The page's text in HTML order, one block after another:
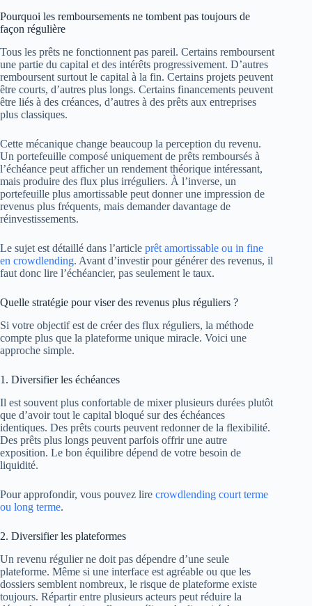
Pourquoi les remboursements ne tombent pas toujours de
façon régulière
Tous les prêts ne fonctionnent pas pareil. Certains remboursent
une partie du capital et des intérêts progressivement. D’autres
remboursent surtout le capital à la fin. Certains projets peuvent
être courts, d’autres plus longs. Certains financements peuvent
être liés à des créances, d’autres à des prêts aux entreprises
plus classiques.
Cette mécanique change beaucoup la perception du revenu.
Un portefeuille composé uniquement de prêts remboursés à
l’échéance peut afficher un rendement théorique intéressant,
mais produire des flux plus irréguliers. À l’inverse, un
portefeuille plus amortissable peut donner une impression de
revenus plus fréquents, mais demander davantage de
réinvestissements.
Le sujet est détaillé dans l’article prêt amortissable ou in fine
en crowdlending. Avant d’investir pour générer des revenus, il
faut donc lire l’échéancier, pas seulement le taux.
Quelle stratégie pour viser des revenus plus réguliers ?
Si votre objectif est de créer des flux réguliers, la méthode
compte plus que la plateforme unique miracle. Voici une
approche simple.
1. Diversifier les échéances
Il est souvent plus confortable de mixer plusieurs durées plutôt
que d’avoir tout le capital bloqué sur des échéances
identiques. Des prêts courts peuvent redonner de la flexibilité.
Des prêts plus longs peuvent parfois offrir une autre
exposition. Le bon équilibre dépend de votre besoin de
liquidité.
Pour approfondir, vous pouvez lire crowdlending court terme
ou long terme.
2. Diversifier les plateformes
Un revenu régulier ne doit pas dépendre d’une seule
plateforme. Même si une interface est agréable ou que les
dossiers semblent nombreux, le risque de plateforme existe
toujours. Répartir entre plusieurs acteurs peut réduire la